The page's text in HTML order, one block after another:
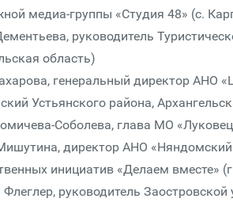
медиа-группы «Студия 48» (с.
руководитель
область)
генеральный директор АНО
Устьянского района,
Соболева, глава МО
директор АНО
инициатив «Делаем вместе»
руководитель